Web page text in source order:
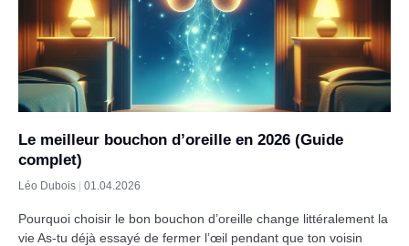
Le meilleur bouchon d’oreille en 2026 (Guide
complet)
Léo Dubois 01.04.2026
Pourquoi choisir le bon bouchon d’oreille change littéralement la
vie As-tu déjà essayé de fermer l’œil pendant que ton voisin